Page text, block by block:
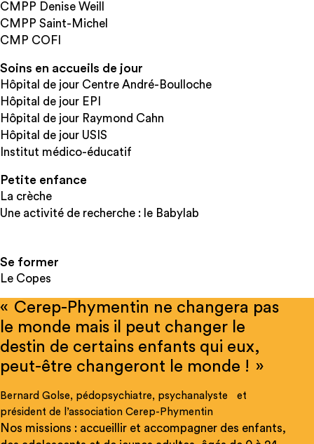
CMPP Denise Weill
CMPP Saint-Michel
CMP COFI
Soins en accueils de jour
Hôpital de jour Centre André-Boulloche
Hôpital de jour EPI
Hôpital de jour Raymond Cahn
Hôpital de jour USIS
Institut médico-éducatif
Petite enfance
La crèche
Une activité de recherche : le Babylab
Se former
Le Copes
« Cerep-Phymentin ne changera pas
le monde mais il peut changer le
destin de certains enfants qui eux,
peut-être changeront le monde ! »
Bernard Golse, pédopsychiatre, psychanalyste et
président de l’association Cerep-Phymentin
Nos missions : accueillir et accompagner des enfants,